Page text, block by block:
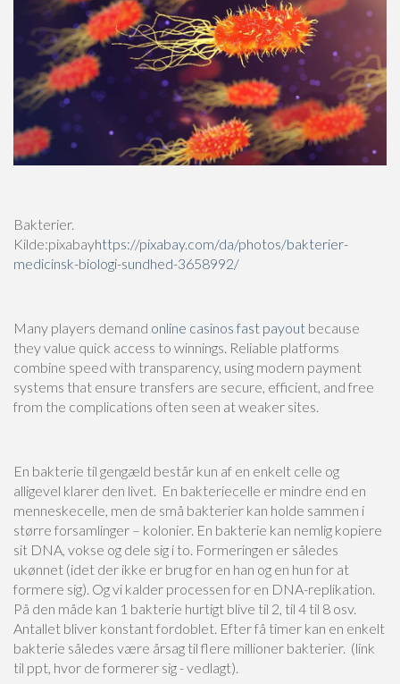
Bakterier.
Kilde:pixabayhttps://pixabay.com/da/photos/bakterier-
medicinsk-biologi-sundhed-3658992/
Many players demand online casinos fast payout because
they value quick access to winnings. Reliable platforms
combine speed with transparency, using modern payment
systems that ensure transfers are secure, efficient, and free
from the complications often seen at weaker sites.
En bakterie til gengæld består kun af en enkelt celle og
alligevel klarer den livet. En bakteriecelle er mindre end en
menneskecelle, men de små bakterier kan holde sammen i
større forsamlinger – kolonier. En bakterie kan nemlig kopiere
sit DNA, vokse og dele sig i to. Formeringen er således
ukønnet (idet der ikke er brug for en han og en hun for at
formere sig). Og vi kalder processen for en DNA-replikation.
På den måde kan 1 bakterie hurtigt blive til 2, til 4 til 8 osv.
Antallet bliver konstant fordoblet. Efter få timer kan en enkelt
bakterie således være årsag til flere millioner bakterier. (link
til ppt, hvor de formerer sig - vedlagt).